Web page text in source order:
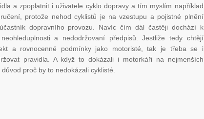
a zpoplatnit i uživatele cyklo dopravy a tím myslím například
protože nehod cyklistů je na vzestupu a pojistné plnění
dopravního provozu. Navíc čím dál častěji dochází k
a nedodržovaní předpisů. Jestliže tedy chtějí
a rovnocenné podmínky jako motoristé, tak je třeba se i
pravidla. A když to dokázali i motorkáři na nejmenších
proč by to nedokázali cyklisté.